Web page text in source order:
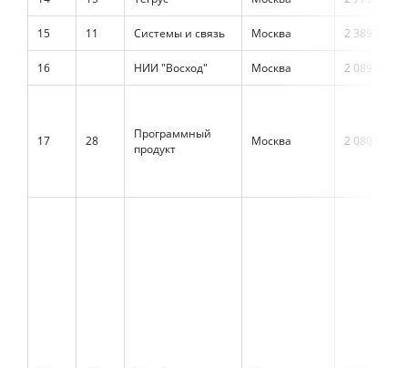
15 11 Системы и связь Москва 2 389 392
16 НИИ "Восход" Москва 2 089 770
17 28
Программный
продукт
Москва 2 080 000